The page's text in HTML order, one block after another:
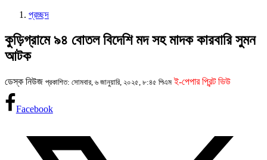
প্রচ্ছদ
কুড়িগ্রামে ৯৪ বোতল বিদেশি মদ সহ মাদক কারবারি সুমন
আটক
ডেস্ক নিউজ প্রকাশিত: সোমবার, ৬ জানুয়ারি, ২০২৫, ৮:৪৫ পিএম ই-পেপার প্রিন্ট ভিউ
Facebook